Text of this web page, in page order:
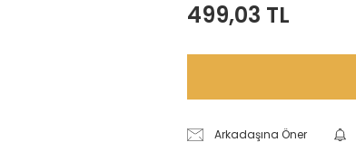
499,03 TL
Arkadaşına Öner